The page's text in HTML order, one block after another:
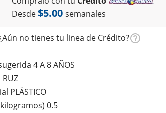
Desde$5.00 semanales
no tienes tu linea de Crédito?
4 A 8 AÑOS
RUZ
PLÁSTICO
0.5